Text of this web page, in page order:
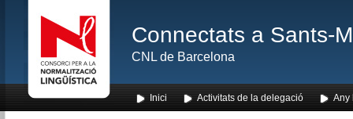
Connectats a Sants-
CNL de Barcelona
Inici Activitats de la delegació Any